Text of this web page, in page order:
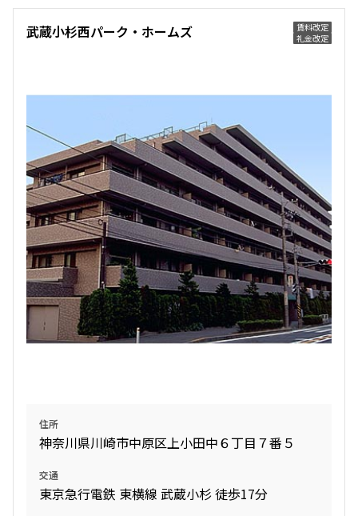
賃料改定
礼金改定
武蔵小杉西パーク・ホームズ
住所
神奈川県川崎市中原区上小田中６丁目７番５
交通
東京急行電鉄 東横線 武蔵小杉 徒歩17分